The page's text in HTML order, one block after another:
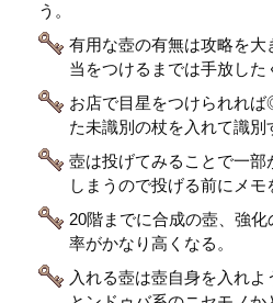
う。
有用な壺の有無は攻略を
当をつけるまでは手放した
お店で目星をつけられれ
た未識別の杖を入れて識別
壺は投げてみることで一部
しまうので投げる前にメモ
20階までに合成の壺、強
率がかなり高くなる。
入れる壺は壺自身を入れ